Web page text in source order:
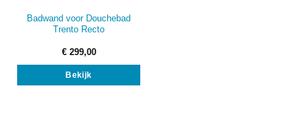
Badwand voor Douchebad
Trento Recto
€299,00
Bekijk